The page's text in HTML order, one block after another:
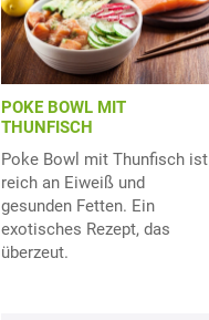
POKE BOWL MIT
THUNFISCH
Poke Bowl mit Thunfisch ist
reich an Eiweiß und
gesunden Fetten. Ein
exotisches Rezept, das
überzeut.